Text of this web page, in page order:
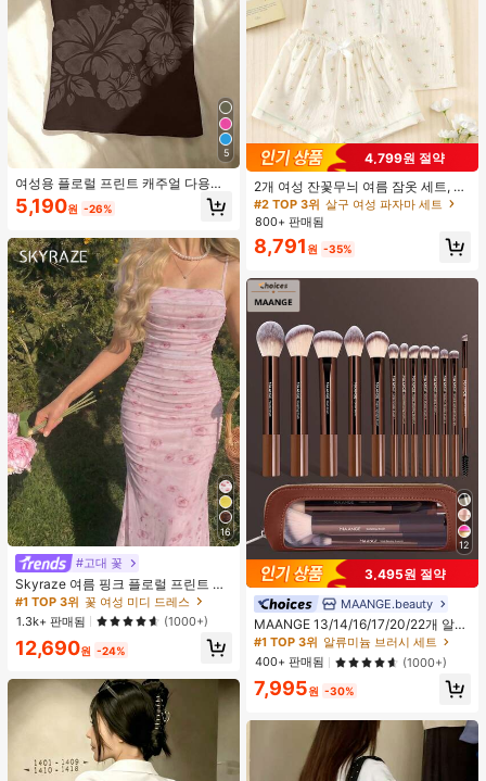
5
여성용 플로럴 프린트 캐주얼 다용도
일상용 캐미솔 여름
5,190원 -26%
16
#고대 꽃
Skyraze 여름 핑크 플로럴 프린트 주
름 메쉬 캐미 롱 드레스, 여름 드레스,
봄 옷
#1 TOP 3위 꽃 여성 미디 드레스
1.3k+ 판매됨
(1000+)
12,690원 -24%
4,799원 절약
2개 여성 잔꽃무늬 여름 잠옷 세트, 반
팔 버튼업 셔츠 및 반바지, 캐주얼 라
운지웨어
#2 TOP 3위 살구 여성 파자마 세트
800+ 판매됨
8,791 원 -35%
12
3,495원 절약
MAANGE.beauty
MAANGE 13/14/16/17/20/22개 알루
미늄 튜브 메이크업 브러시 세트, 페이
스 브러시, 블러셔 브러시, 파운데이션
브러시, 아이라이너 브러시, 아이섀도
우 브러시, 아이브로우 브러시, 블렌딩
브러시, 하이라이터 브러시, 컨실러 브
에 적합, 일상 사용 및 여행에 이상적,
완벽한 메이크업 도구 선물 세트., 전
#1 TOP 3위
알류미늄 브러시 세트
높은 재방문 고객
#1 TOP 3위 알류미늄 브러시 세트
높은 재방문 고객
#1 TOP 3위 알류미늄 브러시 세트
높은 재방문 고객
#1 TOP 3위
높은 재방문 고객
400+ 판매됨 (1000+)
7,995원 -30%